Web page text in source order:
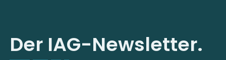
Der IAG-Newsletter.